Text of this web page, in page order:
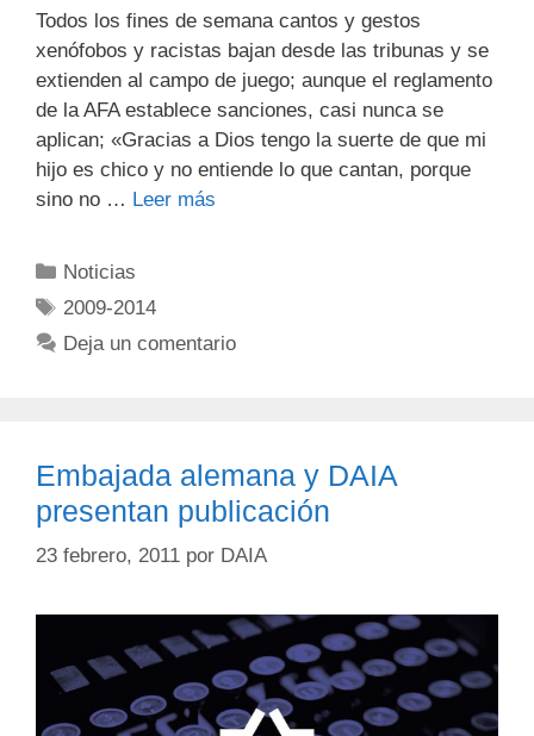
Todos los fines de semana cantos y gestos
xenófobos y racistas bajan desde las tribunas y se
extienden al campo de juego; aunque el reglamento
de la AFA establece sanciones, casi nunca se
aplican; «Gracias a Dios tengo la suerte de que mi
hijo es chico y no entiende lo que cantan, porque
sino no … Leer más
Noticias
2009-2014
Deja un comentario
Embajada alemana y DAIA
presentan publicación
23 febrero, 2011 por DAIA